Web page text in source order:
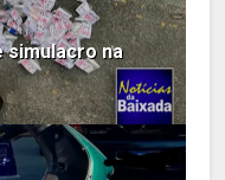
simulacro na